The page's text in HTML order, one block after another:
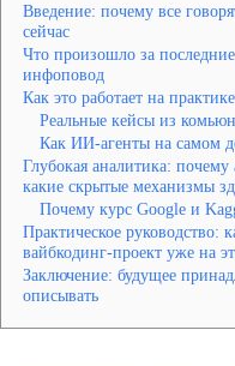
Введение: почему все
сейчас
Что произошло за
инфоповод
Как это работает на
Реальные кейсы из
Как ИИ-агенты на самом
Глубокая аналитика:
какие скрытые механизмы
Почему курс Google и
Практическое руководство:
вайбкодинг-проект уже на
Заключение: будущее
описывать